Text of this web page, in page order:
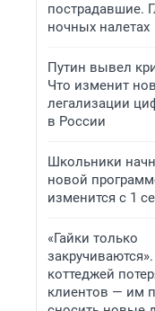
пострадавшие.
ночных налетах
Путин вывел
Что изменит
легализации
в России
Школьники
новой
изменится с 1
«Гайки только
коттеджей
клиентов — им